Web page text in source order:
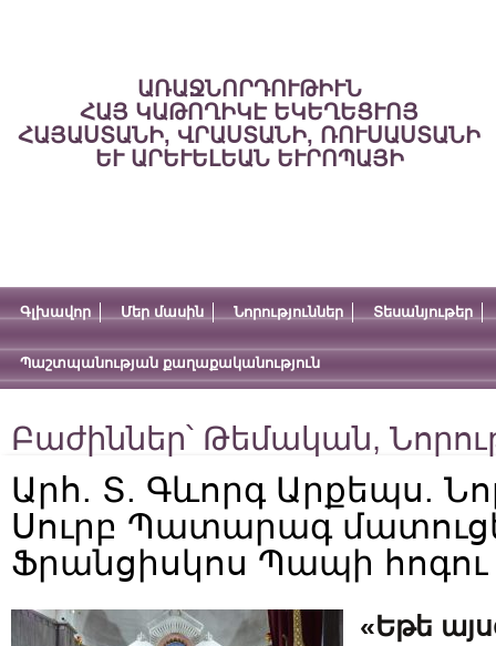
ԱՌԱՋՆՈՐԴՈՒԹԻՒՆ
ՀԱՅ ԿԱԹՈՂԻԿԷ ԵԿԵՂԵՑՒՈՅ
ՀԱՅԱՍՏԱՆԻ, ՎՐԱՍՏԱՆԻ, ՌՈՒՍԱՍՏԱՆԻ
ԵՒ ԱՐԵՒԵԼԵԱՆ ԵՒՐՈՊԱՅԻ
Գլխավոր Մեր մասին Նորություններ Տեսանյութեր
Պաշտպանության քաղաքականություն
Բաժիններ՝ Թեմական,
Արհ. Տ. Գևորգ Արքեպս.
Սուրբ Պատարագ
Ֆրանցիսկոս Պապի
«Եթե